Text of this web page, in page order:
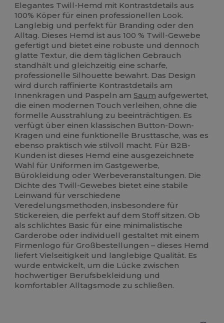
Elegantes Twill-Hemd mit Kontrastdetails aus
100% Köper für einen professionellen Look.
Langlebig und perfekt für Branding oder den
Alltag. Dieses Hemd ist aus 100 % Twill-Gewebe
gefertigt und bietet eine robuste und dennoch
glatte Textur, die dem täglichen Gebrauch
standhält und gleichzeitig eine scharfe,
professionelle Silhouette bewahrt. Das Design
wird durch raffinierte Kontrastdetails am
Innenkragen und Paspeln amSaum aufgewertet,
die einen modernen Touch verleihen, ohne die
formelle Ausstrahlung zu beeinträchtigen. Es
verfügt über einen klassischen Button-Down-
Kragen und eine funktionelle Brusttasche, was es
ebenso praktisch wie stilvoll macht. Für B2B-
Kunden ist dieses Hemd eine ausgezeichnete
Wahl für Uniformen im Gastgewerbe,
Bürokleidung oder Werbeveranstaltungen. Die
Dichte des Twill-Gewebes bietet eine stabile
Leinwand für verschiedene
Veredelungsmethoden, insbesondere für
Stickereien, die perfekt auf dem Stoff sitzen. Ob
als schlichtes Basic für eine minimalistische
Garderobe oder individuell gestaltet mit einem
Firmenlogo für Großbestellungen – dieses Hemd
liefert Vielseitigkeit und langlebige Qualität. Es
wurde entwickelt, um die Lücke zwischen
hochwertiger Berufsbekleidung und
komfortabler Alltagsmode zu schließen.